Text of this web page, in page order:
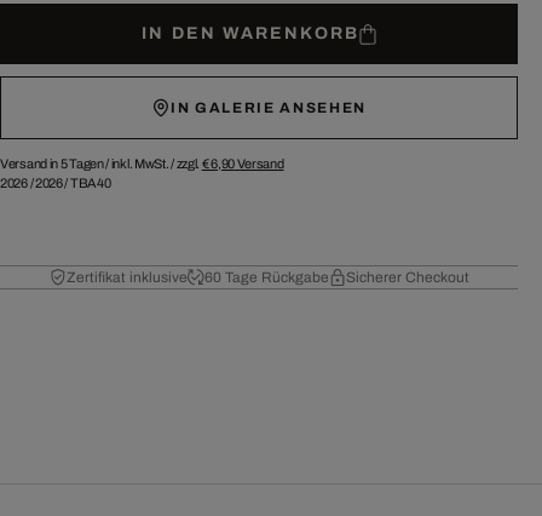
IN DEN WARENKORB
IN GALERIE ANSEHEN
Versand in 5 Tagen /inkl. MwSt. / zzgl. € 6,90Versand
2026/2026/TBA40
Zertifikat inklusive 60 Tage Rückgabe Sicherer Checkout